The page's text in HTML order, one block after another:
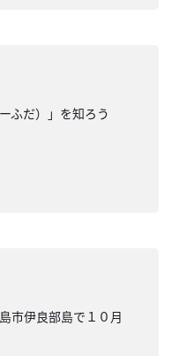
ふだ）」を知ろう
市伊良部島で１０月